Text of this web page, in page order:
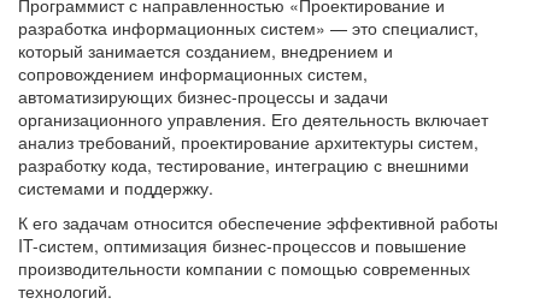
Программист с направленностью «Проектирование и
разработка информационных систем» — это специалист,
который занимается созданием, внедрением и
сопровождением информационных систем,
автоматизирующих бизнес-процессы и задачи
организационного управления. Его деятельность включает
анализ требований, проектирование архитектуры систем,
разработку кода, тестирование, интеграцию с внешними
системами и поддержку.
К его задачам относится обеспечение эффективной работы
IT-систем, оптимизация бизнес-процессов и повышение
производительности компании с помощью современных
технологий.